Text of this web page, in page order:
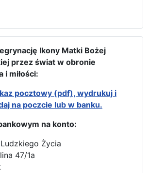
Ikony Matki Bożej
przez świat w obronie
i miłości:
pocztowy (pdf), wydrukuj i
na poczcie lub w banku.
na konto:
Życia
47/1a